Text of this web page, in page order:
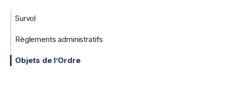
Survol
Règlements administratifs
Objets de l’Ordre